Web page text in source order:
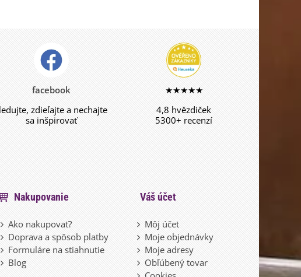
facebook
zdieľajte a nechajte
sa inšpirovať
★★★★★
4,8 hvězdiček
5300+ recenzí
Nakupovanie
Ako nakupovať?
Doprava a spôsob platby
Formuláre na stiahnutie
Blog
Váš účet
Môj účet
Moje objednávky
Moje adresy
Obľúbený tovar